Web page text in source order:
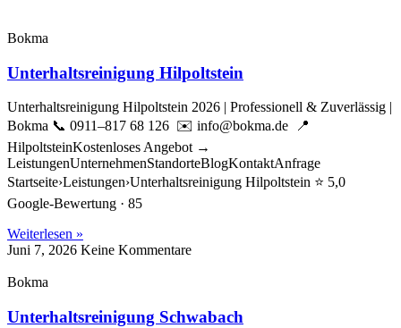
Bokma
Unterhaltsreinigung Hilpoltstein
Unterhaltsreinigung Hilpoltstein 2026 | Professionell & Zuverlässig |
Bokma 📞 0911–817 68 126 ✉️ info@bokma.de 📍
HilpoltsteinKostenloses Angebot →
LeistungenUnternehmenStandorteBlogKontaktAnfrage
Startseite›Leistungen›Unterhaltsreinigung Hilpoltstein ⭐ 5,0
Google-Bewertung · 85
Weiterlesen »
Juni 7, 2026 Keine Kommentare
Bokma
Unterhaltsreinigung Schwabach